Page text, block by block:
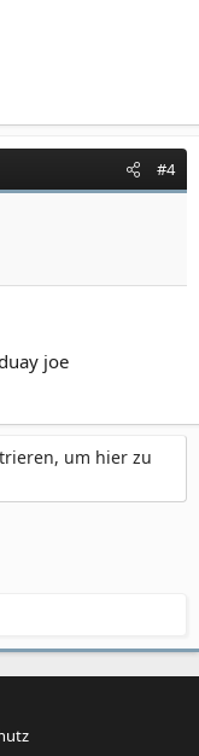
#4
joe
um hier zu